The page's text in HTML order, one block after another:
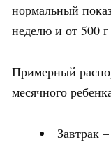
нормальный
неделю и от 500
Примерный
месячного
Завтрак